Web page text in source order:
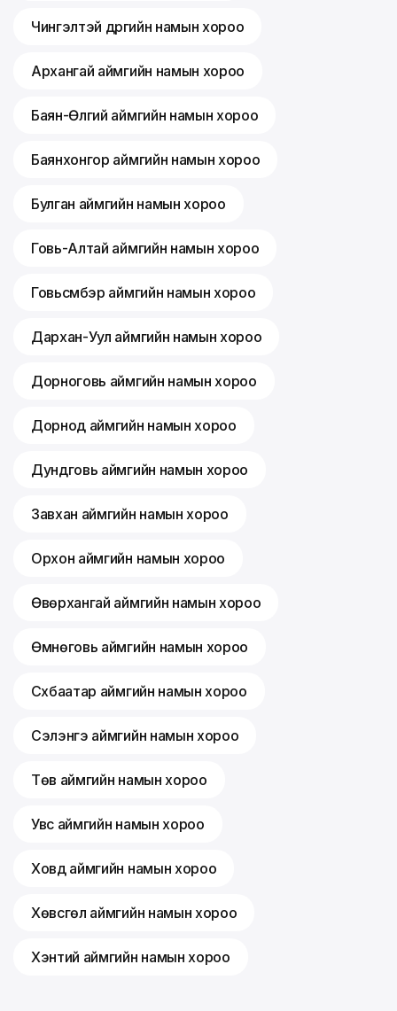
Чингэлтэй дүүргийн намын хороо
Архангай аймгийн намын хороо
Баян-Өлгий аймгийн намын хороо
Баянхонгор аймгийн намын хороо
Булган аймгийн намын хороо
Говь-Алтай аймгийн намын хороо
Говьсүмбэр аймгийн намын хороо
Дархан-Уул аймгийн намын хороо
Дорноговь аймгийн намын хороо
Дорнод аймгийн намын хороо
Дундговь аймгийн намын хороо
Завхан аймгийн намын хороо
Орхон аймгийн намын хороо
Өвөрхангай аймгийн намын хороо
Өмнөговь аймгийн намын хороо
Сүхбаатар аймгийн намын хороо
Сэлэнгэ аймгийн намын хороо
Төв аймгийн намын хороо
Увс аймгийн намын хороо
Ховд аймгийн намын хороо
Хөвсгөл аймгийн намын хороо
Хэнтий аймгийн намын хороо